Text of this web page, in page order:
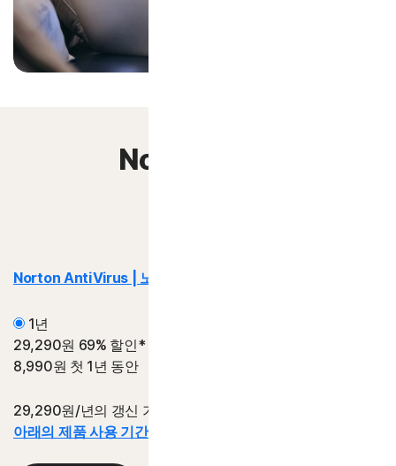
Norton 360
Norton AntiVirus | 노턴 안티바이러스
1년
29,290원 69% 할인*
8,990원 첫 1년 동안
29,290원/년의 갱신 가격 대비 절감액.
아래의 제품 사용 기간 정보를 참조하십시오.*